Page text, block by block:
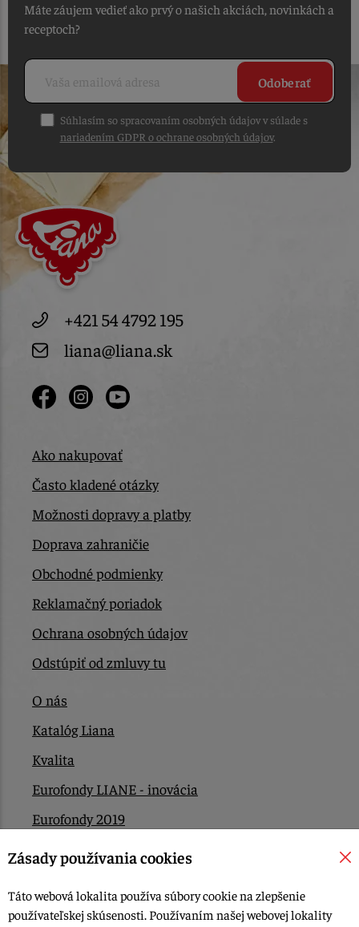
Máte záujem vedieť ako prvý o našich akciách, novinkách a
receptoch?
Odoberať
Súhlasím so spracovaním osobných údajov v súlade s
nariadením GDPR o ochrane osobných údajov.
+421 54 4792 195
liana@liana.sk
Ako nakupovať
Často kladené otázky
Možnosti dopravy a platby
Doprava zahraničie
Obchodné podmienky
Reklamačný poriadok
Ochrana osobných údajov
Odstúpiť od zmluvy tu
O nás
Katalóg Liana
Kvalita
Eurofondy LIANE - inovácia
Eurofondy 2019
Eurofondy 2022/2023
Kontakt
Zásady používania cookies
Táto webová lokalita používa súbory cookie na zlepšenie
používateľskej skúsenosti. Používaním našej webovej lokality